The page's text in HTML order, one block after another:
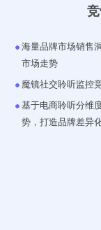
海量品牌市场销售
市场走势
魔镜社交聆听监控
基于电商聆听分维
势，打造品牌差异